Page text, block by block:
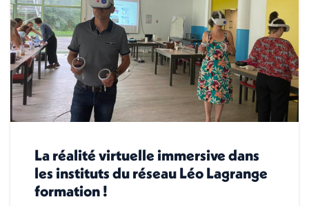
La réalité virtuelle immersive dans
les instituts du réseau Léo Lagrange
formation !